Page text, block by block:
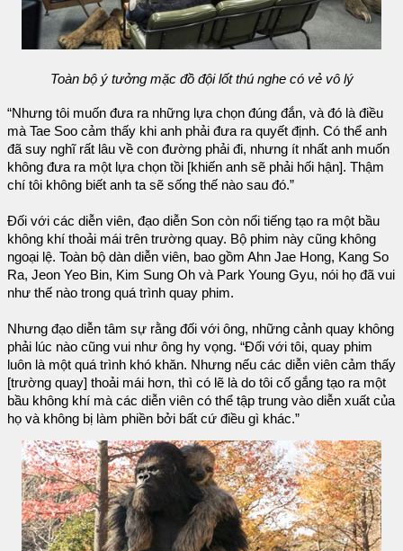
Toàn bộ ý tưởng mặc đồ đội lốt thú nghe có vẻ vô lý
“Nhưng tôi muốn đưa ra những lựa chọn đúng đắn, và đó là điều
mà Tae Soo cảm thấy khi anh phải đưa ra quyết định. Có thể anh
đã suy nghĩ rất lâu về con đường phải đi, nhưng ít nhất anh muốn
không đưa ra một lựa chọn tồi [khiến anh sẽ phải hối hận]. Thậm
chí tôi không biết anh ta sẽ sống thế nào sau đó.”
Đối với các diễn viên, đạo diễn Son còn nổi tiếng tạo ra một bầu
không khí thoải mái trên trường quay. Bộ phim này cũng không
ngoại lệ. Toàn bộ dàn diễn viên, bao gồm Ahn Jae Hong, Kang So
Ra, Jeon Yeo Bin, Kim Sung Oh và Park Young Gyu, nói họ đã vui
như thế nào trong quá trình quay phim.
Nhưng đạo diễn tâm sự rằng đối với ông, những cảnh quay không
phải lúc nào cũng vui như ông hy vọng. “Đối với tôi, quay phim
luôn là một quá trình khó khăn. Nhưng nếu các diễn viên cảm thấy
[trường quay] thoải mái hơn, thì có lẽ là do tôi cố gắng tạo ra một
bầu không khí mà các diễn viên có thể tập trung vào diễn xuất của
họ và không bị làm phiền bởi bất cứ điều gì khác.”